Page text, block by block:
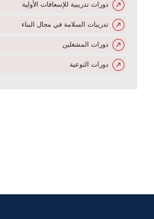
دورات تدريبية للإسعافات الأولية
تدريبات السلامة في مجال البناء
دورات المشغلين
دورات التوعية